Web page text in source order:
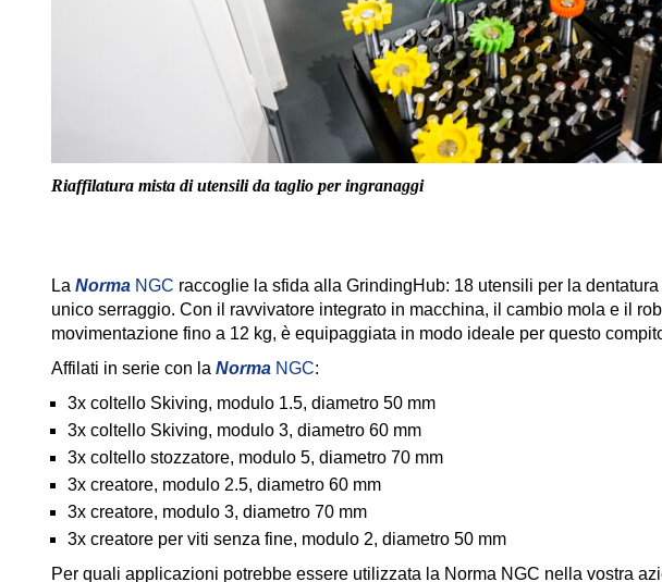
Riaffilatura mista di utensili da taglio per ingranaggi
La Norma NGC raccoglie la sfida alla GrindingHub: 18 utensili per la
unico serraggio. Con il ravvivatore integrato in macchina, il cambio mola e il
movimentazione fino a 12 kg, è equipaggiata in modo ideale per questo
Affilati in serie con la Norma NGC:
3x coltello Skiving, modulo 1.5, diametro 50 mm
3x coltello Skiving, modulo 3, diametro 60 mm
3x coltello stozzatore, modulo 5, diametro 70 mm
3x creatore, modulo 2.5, diametro 60 mm
3x creatore, modulo 3, diametro 70 mm
3x creatore per viti senza fine, modulo 2, diametro 50 mm
Per quali applicazioni potrebbe essere utilizzata la Norma NGC nella vostra